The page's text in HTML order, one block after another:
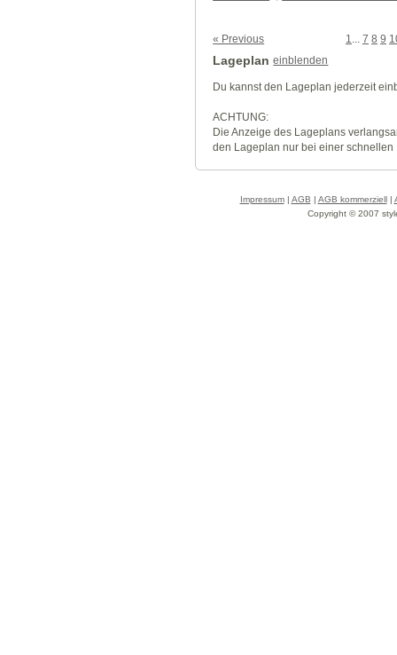
« Previous 1 7 8 9
Lageplan einblenden
Du kannst den Lageplan jederzeit
ACHTUNG:
Die Anzeige des Lageplans
den Lageplan nur bei einer
Impressum| AGB | AGB kommerziell|
Copyright © 2007